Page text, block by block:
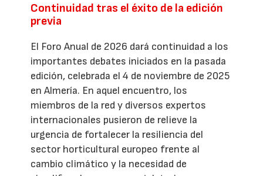
Continuidad tras el éxito de la edición
previa
El Foro Anual de 2026 dará continuidad a los
importantes debates iniciados en la pasada
edición, celebrada el 4 de noviembre de 2025
en Almería. En aquel encuentro, los
miembros de la red y diversos expertos
internacionales pusieron de relieve la
urgencia de fortalecer la resiliencia del
sector horticultural europeo frente al
cambio climático y la necesidad de